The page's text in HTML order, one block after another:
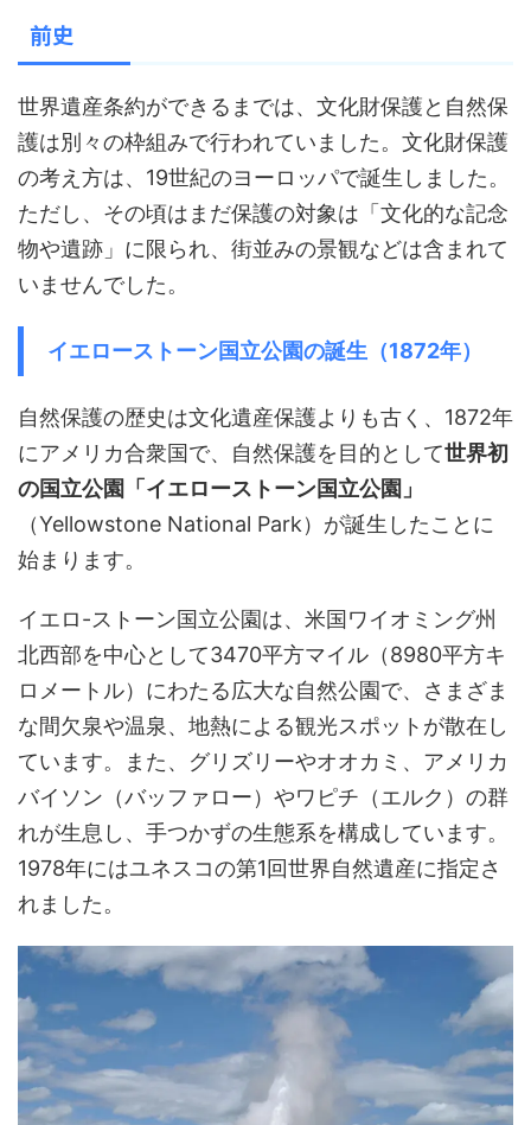
前史
世界遺産条約ができるまでは、文化財保護と自然保
護は別々の枠組みで行われていました。文化財保護
の考え方は、19世紀のヨーロッパで誕生しました。
ただし、その頃はまだ保護の対象は「文化的な記念
物や遺跡」に限られ、街並みの景観などは含まれて
いませんでした。
イエローストーン国立公園の誕生（1872年）
自然保護の歴史は文化遺産保護よりも古く、1872年
にアメリカ合衆国で、自然保護を目的として世界初
の国立公園「イエローストーン国立公園」
（Yellowstone National Park）が誕生したことに
始まります。
イエロ-ストーン国立公園は、米国ワイオミング州
北西部を中心として3470平方マイル（8980平方キ
ロメートル）にわたる広大な自然公園で、さまざま
な間欠泉や温泉、地熱による観光スポットが散在し
ています。また、グリズリーやオオカミ、アメリカ
バイソン（バッファロー）やワピチ（エルク）の群
れが生息し、手つかずの生態系を構成しています。
1978年にはユネスコの第1回世界自然遺産に指定さ
れました。